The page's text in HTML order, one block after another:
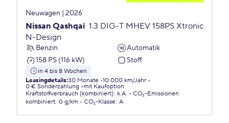
Neuwagen | 2026
Nissan Qashqai 1.3 DIG-T MHEV 158PS Xtronic
N-Design
Benzin
Automatik
158 PS (116 kW)
Stoff
in 4 bis 8 Wochen
Leasingdetails:30 Monate 10.000 km/Jahr
0 € Sonderzahlung
mit Kaufoption
Kraftstoffverbrauch (kombiniert): k.A.
CO₂-Emissionen
kombiniert: 0 g/km CO₂-Klasse: A